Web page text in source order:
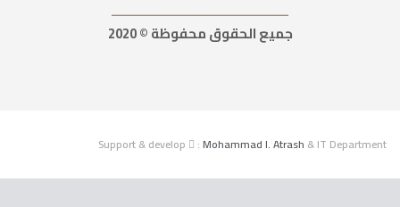
ــــــــــــــــــــــــــــــــــــــــــــــــــــــــــــــــــ
جميع الحقوق محفوظة © 2020
Support & develop :Mohammad I. Atrash&